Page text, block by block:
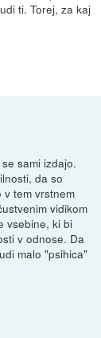
ti. Torej, za kaj
sami izdajo.
da so
v tem vrstnem
vidikom
vsebine, ki bi
v odnose. Da
malo "psihica"